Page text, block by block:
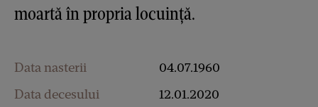
moartă în propria locuință.
Data nasterii
04.07.1960
Data decesului
12.01.2020